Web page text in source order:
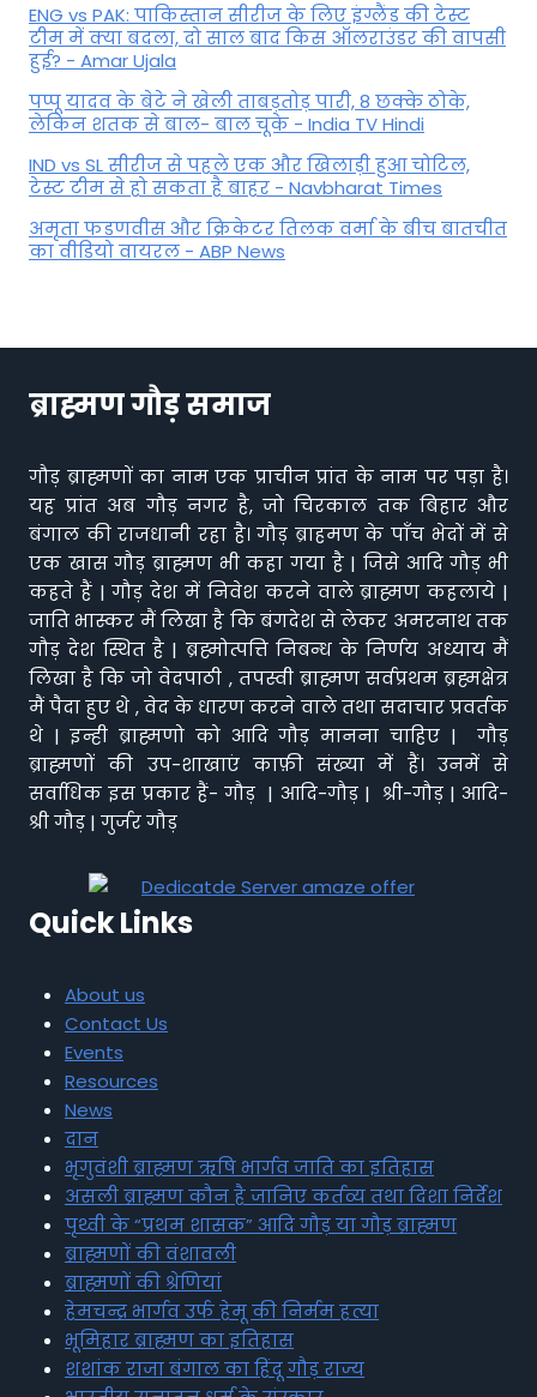
ENG vs PAK: पाकिस्तान सीरीज के लिए इंग्लैंड की टेस्ट
टीम में क्या बदला, दो साल बाद किस ऑलराउंडर की वापसी
हुई? - Amar Ujala
पप्पू यादव के बेटे ने खेली ताबड़तोड़ पारी, 8 छक्के ठोके,
लेकिन शतक से बाल- बाल चूके - India TV Hindi
IND vs SL सीरीज से पहले एक और खिलाड़ी हुआ चोटिल,
टेस्ट टीम से हो सकता है बाहर - Navbharat Times
अमृता फडणवीस और क्रिकेटर तिलक वर्मा के बीच बातचीत
का वीडियो वायरल - ABP News
ब्राह्मण गौड़ समाज
गौड़ ब्राह्मणों का नाम एक प्राचीन प्रांत के नाम पर पड़ा है।
यह प्रांत अब गौड़ नगर है, जो चिरकाल तक बिहार और
बंगाल की राजधानी रहा है। गौड़ ब्राहमण के पाँच भेदों में से
एक खास गौड़ ब्राह्मण भी कहा गया है | जिसे आदि गौड़ भी
कहते हैं | गौड़ देश में निवेश करने वाले ब्राह्मण कहलाये |
जाति भास्कर मैं लिखा है कि बंगदेश से लेकर अमरनाथ तक
गौड़ देश स्थित है | ब्रह्मोत्पत्ति निबन्ध के निर्णय अध्याय मैं
लिखा है कि जो वेदपाठी , तपस्वी ब्राह्मण सर्वप्रथम ब्रह्मक्षेत्र
मैं पैदा हुए थे , वेद के धारण करने वाले तथा सदाचार प्रवर्तक
थे | इन्ही ब्राह्मणो को आदि गौड़ मानना चाहिए | गौड़
ब्राह्मणों की उप-शाखाएं काफ़ी संख्या में हैं। उनमें से
सर्वाधिक इस प्रकार हैं- गौड़ | आदि-गौड़ | श्री-गौड़ | आदि-
श्री गौड़ | गुर्जर गौड़
Quick Links
About us
Contact Us
Events
Resources
News
दान
भृगुवंशी ब्राह्मण ऋषि भार्गव जाति का इतिहास
असली ब्राह्मण कौन है जानिए कर्तव्य तथा दिशा निर्देश
पृथ्वी के “प्रथम शासक” आदि गौड़ या गौड़ ब्राह्मण
ब्राह्मणों की वंशावली
ब्राह्मणों की श्रेणियां
हेमचन्द्र भार्गव उर्फ हेमू की निर्मम हत्या
भूमिहार ब्राह्मण का इतिहास
शशांक राजा बंगाल का हिंदू गौड़ राज्य